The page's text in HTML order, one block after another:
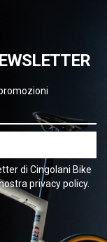
di Cingolani Bike
privacy policy.